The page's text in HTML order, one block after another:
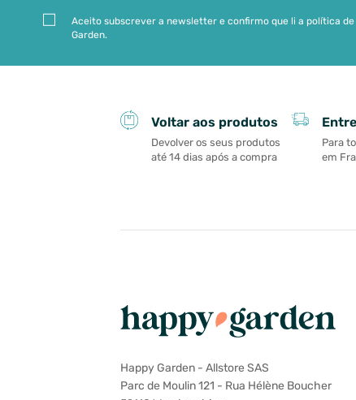
Aceito subscrever a newsletter e confirmo que li a política
Garden.
Voltar aos produtos
Devolver os seus produtos
até 14 dias após a compra
Para
em
Happy Garden - Allstore SAS
Parc de Moulin 121 - Rua Hélène Boucher